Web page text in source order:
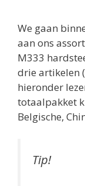
We gaan
aan ons
M333
drie artikelen
hieronder
totaalpakket
Belgische,
Tip!